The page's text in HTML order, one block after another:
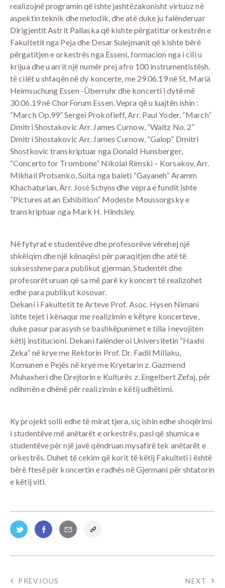
realizojnë programin që ishte jashtëzakonisht virtuoz në
aspektin teknik dhe melodik, dhe atë duke ju falënderuar
Dirigjentit Astrit Pallaska që kishte përgatitur orkestrën e
Fakultetit nga Peja dhe Desar Sulejmanit që kishte bërë
përgatitjen e orkestrës nga Esseni, formacion nga i cili u
krijua dhe u arrit një numër prej afro 100 instrumentistësh,
të cilët u shfaqën në dy koncerte, me 29.06.19 në St. Mariä
Heimsuchung Essen -Überruhr dhe koncerti i dytë më
30.06.19 në ChorForum Essen. Vepra që u luajtën ishin :
“March Op.99” Sergei Prokofieff, Arr. Paul Yoder, “March”
Dmitri Shostakovic Arr. James Curnow, “Waltz No. 2”
Dmitri Shostakovic Arr. James Curnow, “Galop” Dmitri
Shostkovic transkriptuar nga Donald Hunsberger,
“Concerto for Trombone” Nikolai Rimski – Korsakov, Arr.
Mikhail Protsenko, Suita nga baleti “Gayaneh” Aramm
Khachaturian, Arr. José Schyns dhe vepra e fundit ishte
“Pictures at an Exhibition” Modeste Moussorgsky e
transkriptuar nga Mark H. Hindsley.
Në fytyrat e studentëve dhe profesorëve vërehej një
shkëlqim dhe një kënaqësi për paraqitjen dhe atë të
suksesshme para publikut gjerman. Studentët dhe
profesorët uruan që sa më parë ky koncert të realizohet
edhe para publikut kosovar.
Dekani i Fakultetit te Arteve Prof. Asoc. Hysen Nimani
ishte tejet i kënaqur me realizimin e këtyre koncerteve,
duke pasur parasysh se bashkëpunimet e tilla i nevojiten
këtij institucioni. Dekani falënderoi Universitetin “Haxhi
Zeka” në krye me Rektorin Prof. Dr. Fadil Millaku,
Komunen e Pejës në krye me Kryetarin z. Gazmend
Muhaxheri dhe Drejtorin e Kulturës z. Engelbert Zefaj, për
ndihmën e dhënë për realizimin e këtij udhëtimi.
Ky projekt solli edhe të mirat tjera, siç ishin edhe shoqërimi
i studentëve më anëtarët e orkestrës, pasi që shumica e
studentëve për një javë qëndruan mysafirë tek anëtarët e
orkestrës. Duhet të cekim që korit të këtij Fakulteti i është
bërë ftesë për koncertin e radhës në Gjermani për shtatorin
e këtij viti.
PREVIOUS NEXT